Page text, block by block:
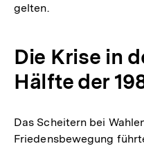
gelten.
Die Krise in
Hälfte der
Das Scheitern bei
Friedensbewegung